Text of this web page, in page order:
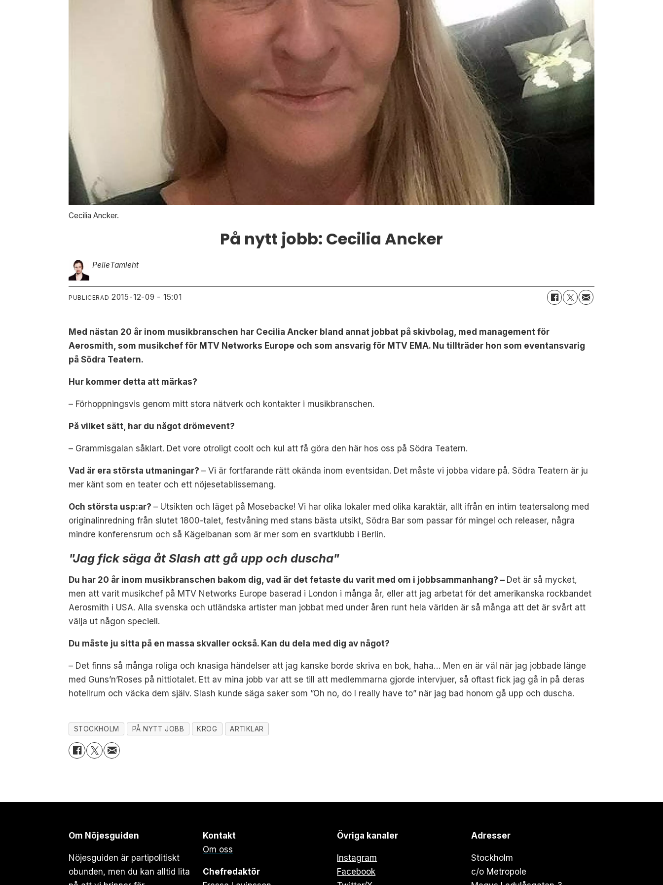
Cecilia Ancker.
På nytt jobb: Cecilia Ancker
PelleTamleht
PUBLICERAD 2015-12-09 - 15:01
Med nästan 20 år inom musikbranschen har Cecilia Ancker bland annat jobbat på skivbolag, med management för
Aerosmith, som musikchef för MTV Networks Europe och som ansvarig för MTV EMA. Nu tillträder hon som eventansvarig
på Södra Teatern.
Hur kommer detta att märkas?
– Förhoppningsvis genom mitt stora nätverk och kontakter i musikbranschen.
På vilket sätt, har du något drömevent?
– Grammisgalan såklart. Det vore otroligt coolt och kul att få göra den här hos oss på Södra Teatern.
Vad är era största utmaningar?–Vi är fortfarande rätt okända inom eventsidan. Det måste vi jobba vidare på. Södra Teatern är ju
mer känt som en teater och ett nöjesetablissemang.
Och största usp:ar?– Utsikten och läget på Mosebacke!Vi har olika lokaler med olika karaktär, allt ifrån en intim teatersalong med
originalinredning från slutet 1800-talet, festvåning med stans bästa utsikt, Södra Bar som passar för mingel och releaser, några
mindre konferensrum och så Kägelbanan som är mer som en svartklubb i Berlin.
"Jag fick säga åt Slash att gå upp och duscha"
Du har 20 år inom musikbranschen bakom dig, vad är det fetaste du varit med om i jobbsammanhang? – Det är så mycket,
men att varit musikchef på MTV Networks Europe baserad i London i många år, eller att jag arbetat för det amerikanska rockbandet
Aerosmith i USA. Alla svenska och utländska artister man jobbat med under åren runt hela världen är så många att det är svårt att
välja ut någon speciell.
Du måste ju sitta på en massa skvaller också. Kan du dela med dig av något?
– Det finns så många roliga och knasiga händelser att jag kanske borde skriva en bok, haha… Men en är väl när jag jobbade länge
med Guns’n’Roses på nittiotalet. Ett av mina jobb var att se till att medlemmarna gjorde intervjuer, så oftast fick jag gå in på deras
hotellrum och väcka dem själv. Slash kunde säga saker som ”Oh no, do I really have to” när jag bad honom gå upp och duscha.
STOCKHOLM PÅ NYTT JOBB KROG ARTIKLAR
Om Nöjesguiden
Nöjesguiden är partipolitiskt
obunden, men du kan alltid lita
Kontakt
Om oss
Chefredaktör
Övriga kanaler
Instagram
Facebook
Adresser
Stockholm
c/o Metropole